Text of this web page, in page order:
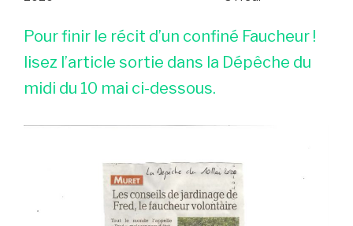
Pour finir le récit d’un confiné Faucheur !
lisez l’article sortie dans la Dépêche du
midi du 10 mai ci-dessous.